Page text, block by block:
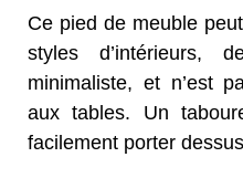
Ce pied de meuble
styles d’intérieurs,
minimaliste, et n’est
aux tables. Un
facilement porter